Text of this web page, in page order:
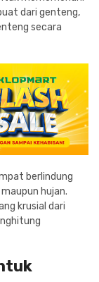
dari genteng,
secara
berlindung
hujan.
krusial dari